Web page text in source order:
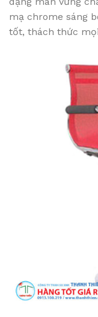
mạ chrome sáng
tốt, thách thức